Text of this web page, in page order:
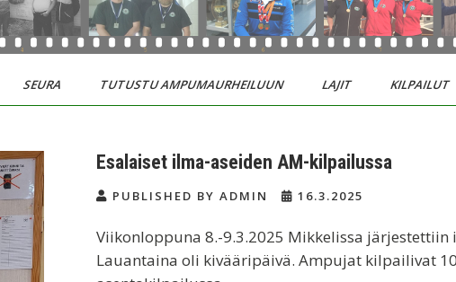
SEURA TUTUSTU AMPUMAURHEILUUN LAJIT KILPAILUT
Esalaiset ilma-aseiden AM-kilpailussa
PUBLISHED BY ADMIN 16.3.2025
Viikonloppuna 8.-9.3.2025 Mikkelissa
Lauantaina oli kivääripäivä. Ampujat kilpailivat